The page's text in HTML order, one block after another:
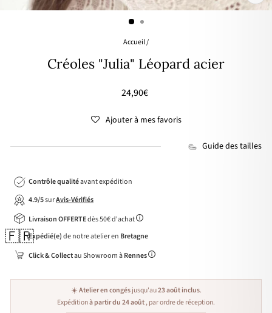
Accueil/
Créoles "Julia" Léopard acier
Prix
24,90€
Ajouter à mes favoris
Guide des tailles
Contrôle qualitéavant expédition
4.9/5surAvis-Vérifiés
Livraison OFFERTEdès 50€ d'achat
🇫🇷Expédié(e)de notre atelier en Bretagne
Click & Collectau Showroom àRennes
☀️Atelier en congésjusqu'au23 août inclus.
Expéditionà partir du 24 août, par ordre de réception.